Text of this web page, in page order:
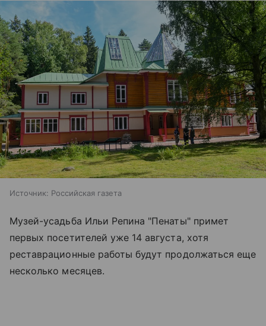
Источник: Российская газета
Музей-усадьба Ильи Репина "Пенаты" примет
первых посетителей уже 14 августа, хотя
реставрационные работы будут продолжаться еще
несколько месяцев.